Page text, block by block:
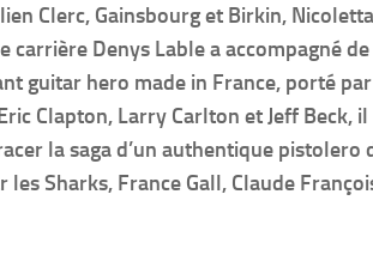
Clerc, Gainsbourg et Birkin,
carrière Denys Lable a accompagné
guitar hero made in France, porté
Clapton, Larry Carlton et Jeff Beck,
la saga d’un authentique pistolero
les Sharks, France Gall, Claude